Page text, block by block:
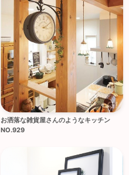
お洒落な雑貨屋さんのようなキッチン
NO.929